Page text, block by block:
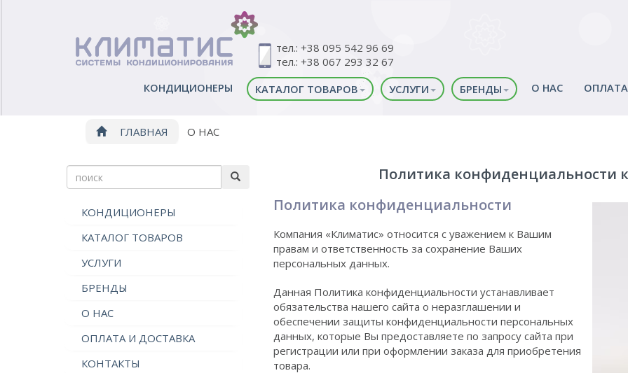
тел.: +38 095 542 96 69
тел.: +38 067 293 32 67
КОНДИЦИОНЕРЫ
КАТАЛОГ ТОВАРОВ УСЛУГИ БРЕНДЫ О НАС
ГЛАВНАЯ О НАС
КОНДИЦИОНЕРЫ
КАТАЛОГ ТОВАРОВ
УСЛУГИ
БРЕНДЫ
О НАС
ОПЛАТА И ДОСТАВКА
КОНТАКТЫ
Политика конфиденциальности
Политика конфиденциальности
Компания «Климатис» относится с уважением к Вашим
правам и ответственность за сохранение Ваших
персональных данных.
Данная Политика конфиденциальности устанавливает
обязательства нашего сайта о неразглашении и
обеспечении защиты конфиденциальности персональных
данных, которые Вы предоставляете по запросу сайта при
регистрации или при оформлении заказа для приобретения
товара.